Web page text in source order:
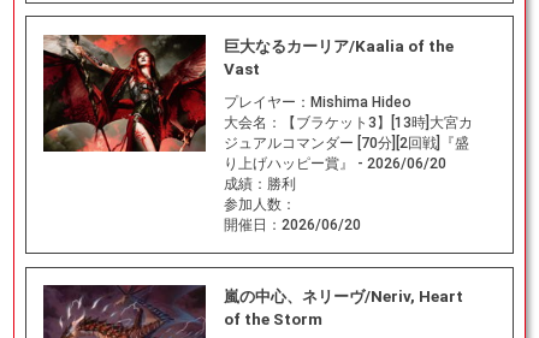
巨大なるカーリア/Kaalia of the
Vast
プレイヤー： Mishima Hideo
大会名：
【ブラケット3】[13時]大宮カ
ジュアルコマンダー [70分][2回戦]『盛
り上げハッピー賞』 - 2026/06/20
成績： 勝利
参加人数：
開催日： 2026/06/20
嵐の中心、ネリーヴ/Neriv, Heart
of the Storm